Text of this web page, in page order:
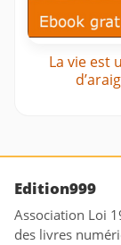
La vie est
Edition999
Association Loi
des livres